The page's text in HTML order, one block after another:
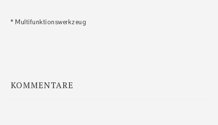
* Multifunktionswerkzeug
KOMMENTARE